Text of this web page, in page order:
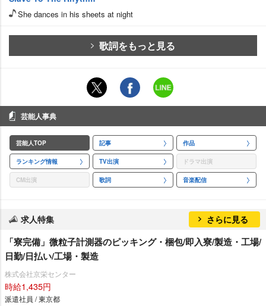
She dances in his sheets at night
歌詞をもっと見る
芸能人事典
芸能人TOP 記事 作品
ランキング情報 TV出演 ドラマ出演
CM出演 歌詞 音楽配信
求人特集 さらに見る
「寮完備」微粒子計測器のピッキング・梱包/即入寮/製造・工場/
日勤/日払い/工場・製造
株式会社京栄センター
時給1,435円
派遣社員 / 東京都